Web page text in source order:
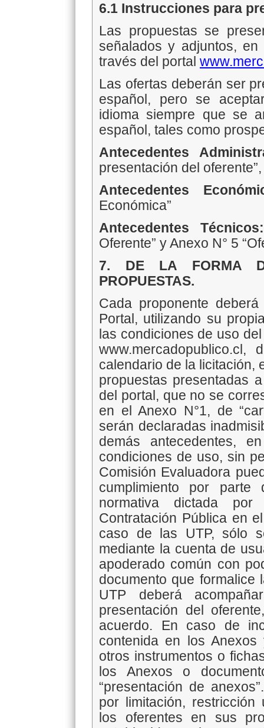
6.1 Instrucciones para
Las propuestas se
señalados y adjuntos,
través del portal
Las ofertas deberán ser
español, pero se
idioma siempre que se
español, tales como
Antecedentes
presentación del
Antecedentes
Económica”
Antecedentes
Oferente” yAnexo N° 5
7. DE LA FORMA
PROPUESTAS.
Cada proponente
Portal, utilizando su
las condiciones de uso
calendario de la licitación,
propuestas presentadas
del portal, que no se
en el Anexo N°1, de
serán declaradas
demás antecedentes,
condiciones de uso, sin
Comisión Evaluadora
cumplimiento por
normativa dictada
Contratación Pública en
caso de las UTP, sólo
mediante la cuenta de
apoderado común con
documento que formalice
UTP deberá
presentación del
acuerdo. En caso de
contenida en los
otros instrumentos o
los Anexos o
“presentación de
por limitación,
los oferentes en sus